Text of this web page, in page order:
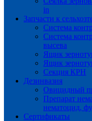
in
Запчасти к
Система
Система
высева
Ящик
Ящик
Секция КРН
Дезинвазия
Овицидный
Препарат
нематоцид,
Сертификаты